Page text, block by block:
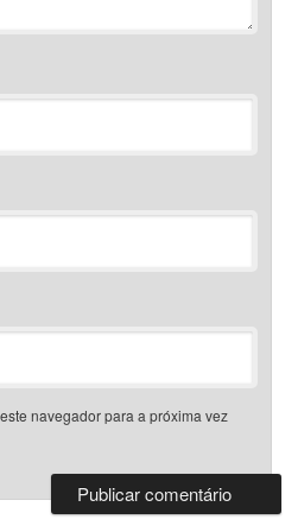
navegador para a próxima vez